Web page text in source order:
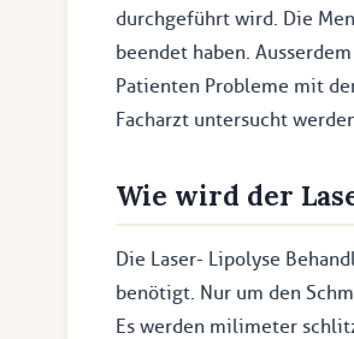
durchgeführt wird. Die
beendet haben.
Patienten Probleme mit
Facharzt untersucht
Wie wird der
Die Laser- Lipolyse
benötigt. Nur um den
Es werden milimeter